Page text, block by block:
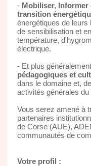
- Mobiliser,
transition
énergétiques de
de sensibilisation et
température,
électrique.
- Et plus
pédagogiques et
dans le domaine et,
activités générales du
Vous serez amené à
partenaires
de Corse (AUE),
communautés de
Votre profil :